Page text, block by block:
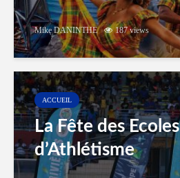
Mike DANINTHE 187 views
ACCUEIL
La Fête des Ecoles
d’Athlétisme